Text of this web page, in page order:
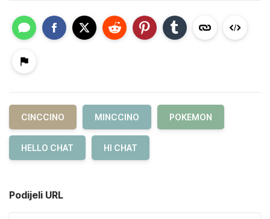
CINCCINO MINCCINO POKEMON
HELLO CHAT HI CHAT
Podijeli URL